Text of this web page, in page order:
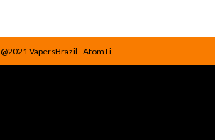
@2021 VapersBrazil - AtomTi